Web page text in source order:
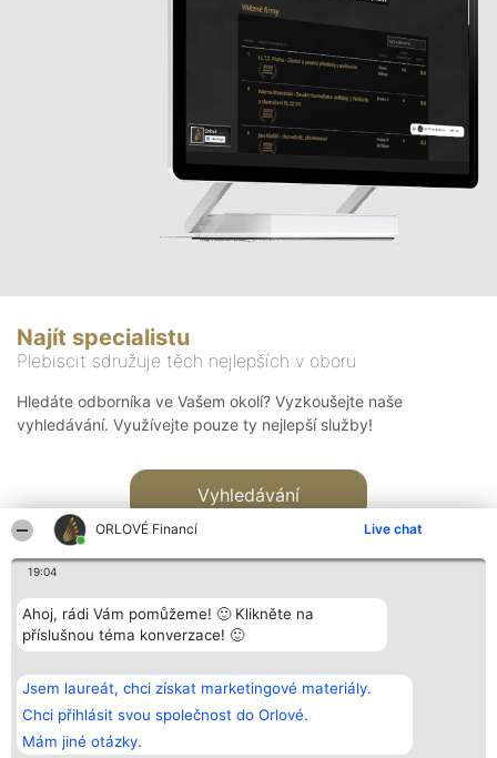
ORLOVÉ Financí Live chat
19:04
Ahoj, rádi Vám pomůžeme! 🙂 Klikněte na
příslušnou téma konverzace! 🙂
Jsem laureát, chci získat marketingové materiály.
Chci přihlásit svou společnost do Orlové.
Mám jiné otázky.
Najít specialistu
Plebiscit sdružuje těch nejlepších v oboru
Hledáte odborníka ve Vašem okolí? Vyzkoušejte naše
vyhledávání. Využívejte pouze ty nejlepší služby!
Vyhledávání
Bright Side Solutions sp. z o.
o. sp. k.
ul. Ruska 22
Wrocław 50-079
KRS 0000749100 | Regon
Vítězové
Seznam všech
laureátů
Zásady
Kontakt